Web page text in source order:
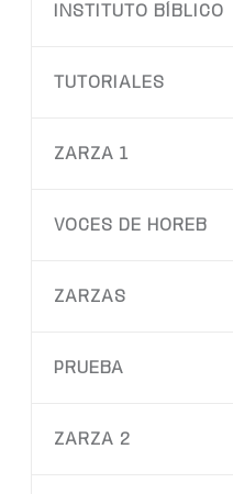
INSTITUTO BÍBLICO
TUTORIALES
ZARZA 1
VOCES DE HOREB
ZARZAS
PRUEBA
ZARZA 2